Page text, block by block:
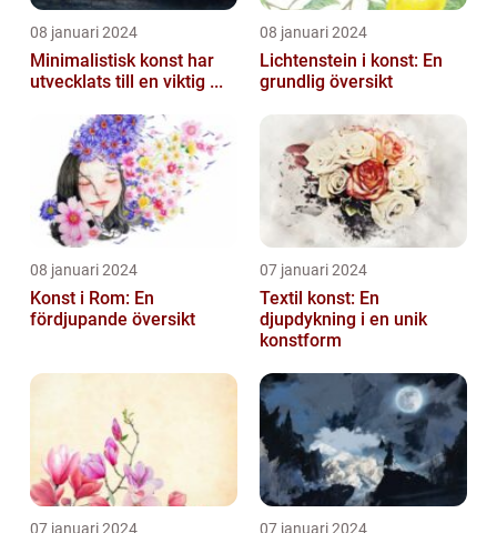
08 januari 2024
Minimalistisk konst har
utvecklats till en viktig ...
08 januari 2024
Lichtenstein i konst: En
grundlig översikt
08 januari 2024
Konst i Rom: En
fördjupande översikt
07 januari 2024
Textil konst: En
djupdykning i en unik
konstform
07 januari 2024 07 januari 2024